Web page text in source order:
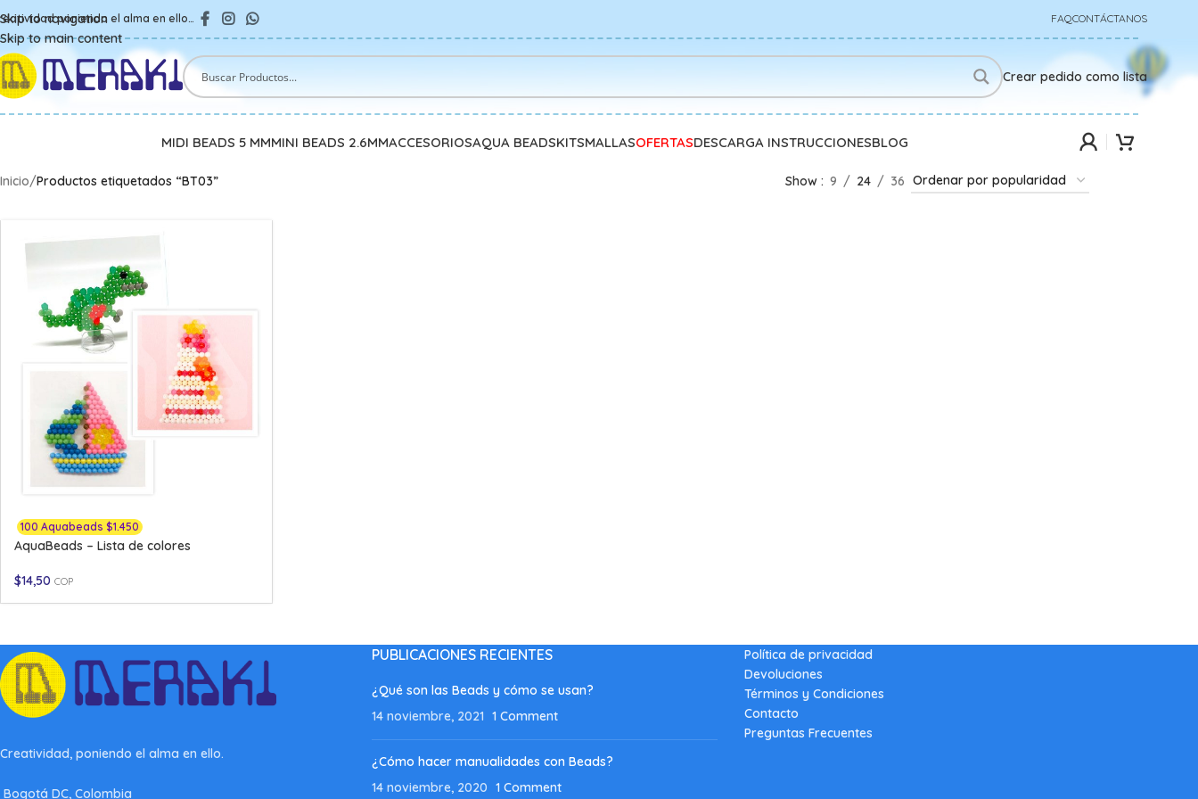
Skip to navigation
Skip to main content
poniendo el alma en ello… FAQCONTÁCTANOS
Crear pedido como lista
MIDI BEADS 5 MMMINI BEADS 2.6MMACCESORIOSAQUA BEADSKITSMALLASOFERTASDESCARGA INSTRUCCIONESBLOG
Inicio/Productos etiquetados “BT03” Show 9 24 36
100 Aquabeads $1.450
AquaBeads – Lista de colores
$14,50 COP
Creatividad, poniendo el alma en ello.
Bogotá DC, Colombia
PUBLICACIONES RECIENTES
¿Qué son las Beads y cómo se usan?
14 noviembre, 2021 1 Comment
¿Cómo hacer manualidades con Beads?
14 noviembre, 2020 1 Comment
Política de privacidad
Devoluciones
Términos y Condiciones
Contacto
Preguntas Frecuentes